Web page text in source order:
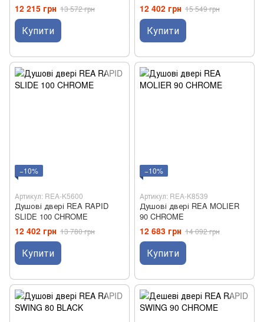
12 215 грн 13 572 грн
Купити
12 402 грн 15 549 грн
Купити
−10%
Артикул: REA-K5600
Душові двері REA RAPID
SLIDE 100 CHROME
12 402 грн 13 780 грн
Купити
−10%
Артикул: REA-K8539
Душові двері REA MOLIER
90 CHROME
12 683 грн 14 092 грн
Купити